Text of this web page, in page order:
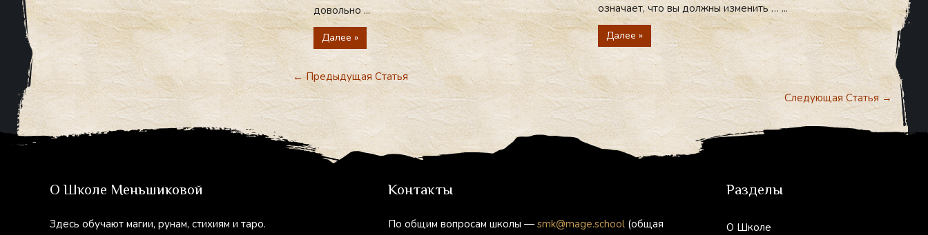
довольно ...
Далее »
означает, что вы должны изменить … ...
Далее »
←Предыдущая Статья
Следующая Статья→
О Школе Меньшиковой
Здесь обучают магии, рунам, стихиям и таро.
Контакты
По общим вопросам школы — smk@mage.school (общая
Разделы
О Школе